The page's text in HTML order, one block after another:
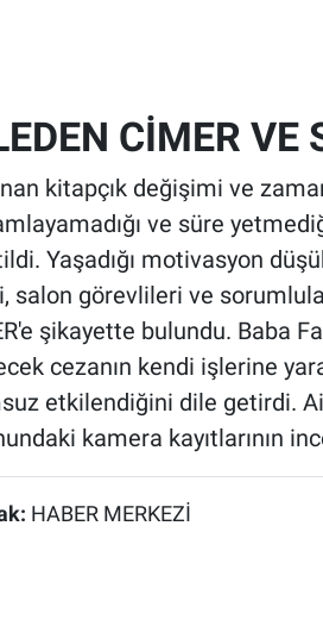
CİMER VE
kitapçık değişimi ve
ve süre
Yaşadığı motivasyon
salon görevlileri ve
şikayette bulundu. Baba
cezanın kendi işlerine
etkilendiğini dile getirdi.
kamera kayıtlarının
HABER MERKEZİ